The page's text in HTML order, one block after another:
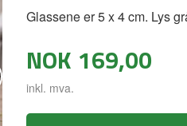
Next
Glassene er 5 x 4 cm. Lys
NOK 169,00
inkl. mva.